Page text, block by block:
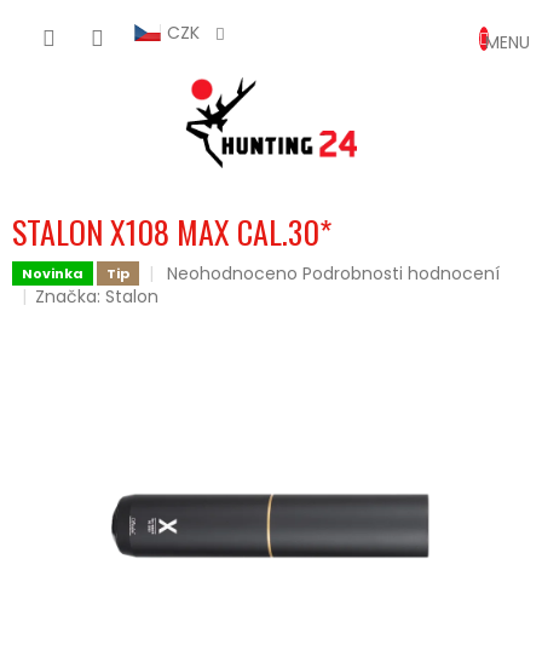
CZK
KOŠÍK
STALON X108 MAX CAL.30*
Novinka Tip
Průměrné
Neohodnoceno Podrobnosti hodnocení
Značka:Stalon